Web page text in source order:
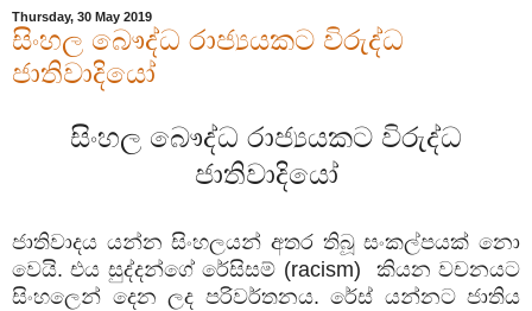
Thursday, 30 May 2019
සිංහල බෞද්ධ රාජ්‍යයකට විරුද්ධ
ජාතිවාදියෝ
සිංහල බෞද්ධ රාජ්‍යයකට විරුද්ධ
ජාතිවාදියෝ
ජාතිවාදය යන්න සිංහලයන් අතර තිබූ සංකල්පයක් නො
වෙයි. එය සුද්දන්ගේ රේසිසම් (racism) කියන වචනයට
සිංහලෙන් දෙන ලද පරිවර්තනය. රේස් යන්නට ජාතිය